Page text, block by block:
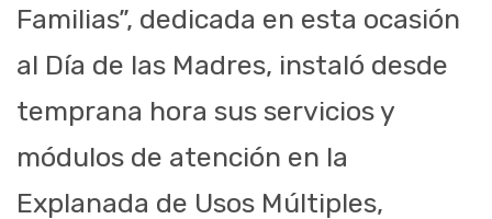
Familias”, dedicada en esta ocasión
al Día de las Madres, instaló desde
temprana hora sus servicios y
módulos de atención en la
Explanada de Usos Múltiples,